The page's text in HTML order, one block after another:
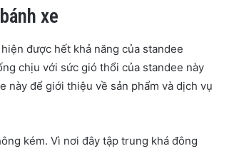
xe
được hết khả năng của standee
chịu với sức gió thổi của standee này
này để giới thiệu về sản phẩm và dịch vụ
kém. Vì nơi đây tập trung khá đông